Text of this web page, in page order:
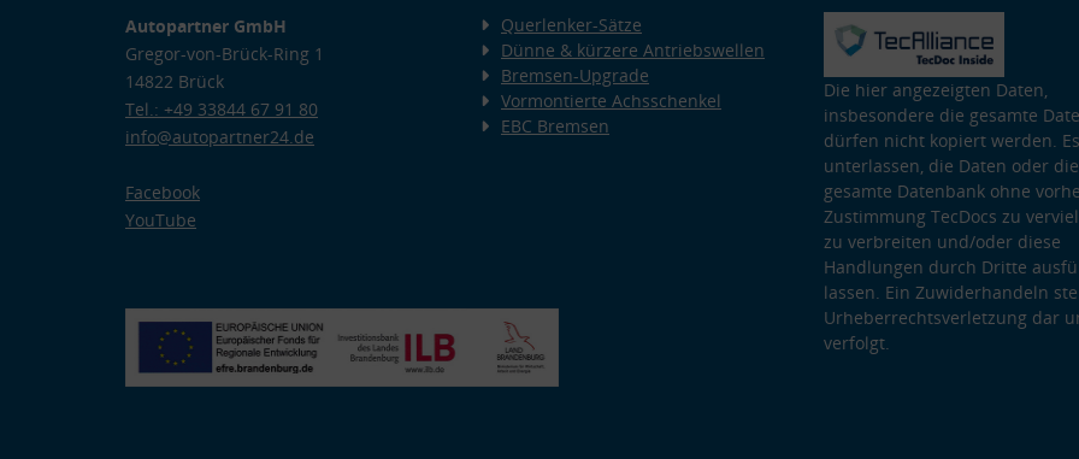
Autopartner GmbH
Gregor-von-Brück-Ring 1
14822 Brück
Tel.: +49 33844 67 91 80
info@autopartner24.de
Facebook
YouTube
Querlenker-Sätze
Dünne & kürzere Antriebswellen
Bremsen-Upgrade
Vormontierte Achsschenkel
EBC Bremsen
Die hier angezeigten Daten,
insbesondere die gesamte
dürfen nicht kopiert werden.
unterlassen, die Daten oder die
gesamte Datenbank ohne
Zustimmung TecDocs zu
zu verbreiten und/oder diese
Handlungen durch Dritte
lassen. Ein Zuwiderhandeln
Urheberrechtsverletzung dar
verfolgt.